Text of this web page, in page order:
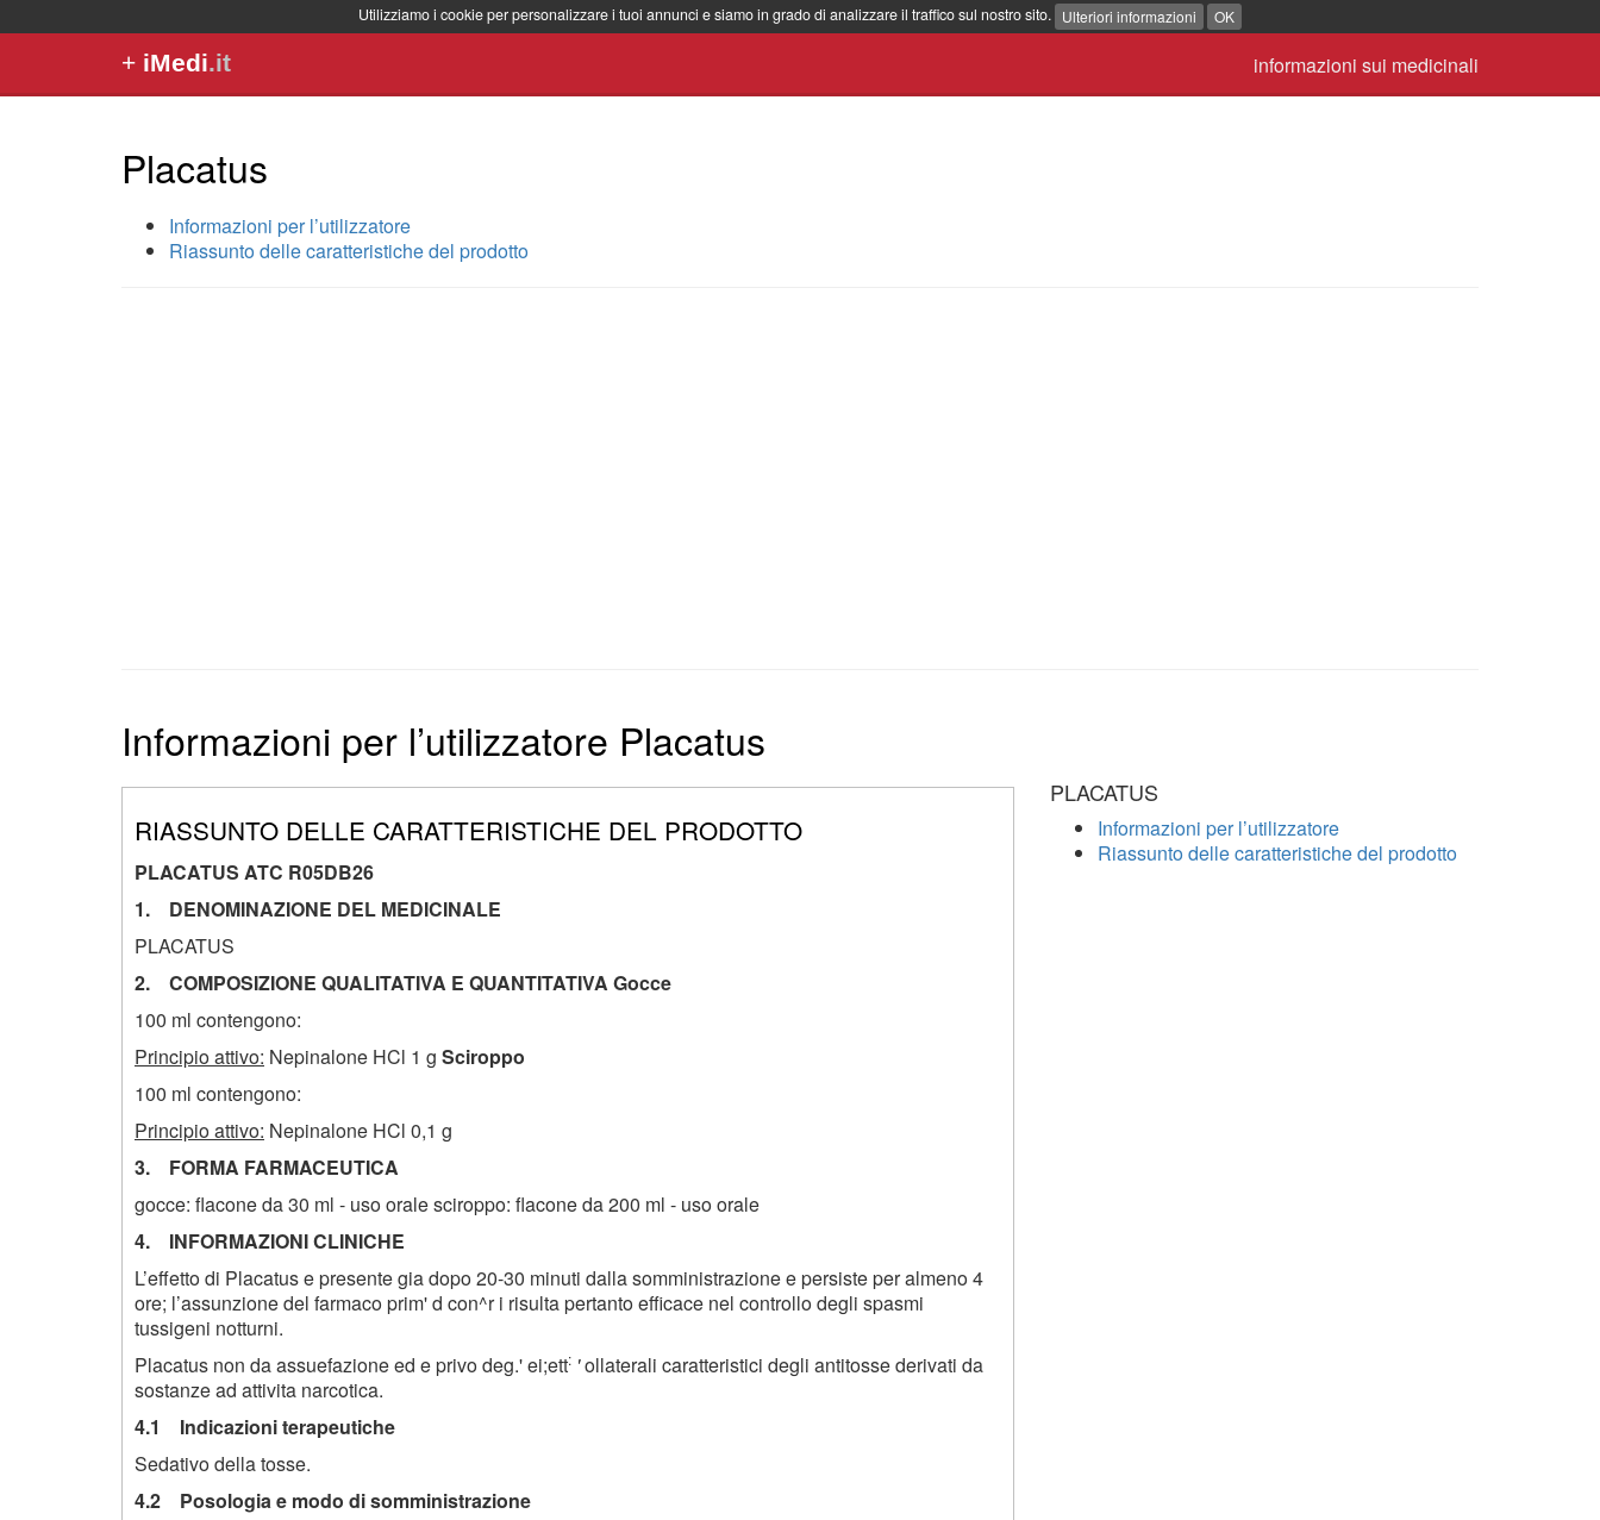
Utilizziamo i cookie per personalizzare i tuoi annunci e siamo in grado di analizzare il traffico sul nostro sito. Ulteriori informazioni OK
informazioni sui medicinali
+ iMedi.it
Placatus
Informazioni per l’utilizzatore
Riassunto delle caratteristiche del prodotto
Informazioni per l’utilizzatore Placatus
RIASSUNTO DELLE CARATTERISTICHE DEL PRODOTTO
PLACATUS ATC R05DB26
1. DENOMINAZIONE DEL MEDICINALE
PLACATUS
2. COMPOSIZIONE QUALITATIVA E QUANTITATIVA Gocce
100 ml contengono:
Principio attivo: Nepinalone HCl 1 g Sciroppo
100 ml contengono:
Principio attivo: Nepinalone HCl 0,1 g
3. FORMA FARMACEUTICA
gocce: flacone da 30 ml - uso orale sciroppo: flacone da 200 ml - uso orale
4. INFORMAZIONI CLINICHE
L’effetto di Placatus e presente gia dopo 20-30 minuti dalla somministrazione e persiste per almeno 4
ore; l’assunzione del farmaco prim' d con^r i risulta pertanto efficace nel controllo degli spasmi
tussigeni notturni.
Placatus non da assuefazione ed e privo deg.' ei;ett: 'ollaterali caratteristici degli antitosse derivati da
sostanze ad attivita narcotica.
4.1 Indicazioni terapeutiche
Sedativo della tosse.
4.2 Posologia e modo di somministrazione
PLACATUS
Informazioni per l’utilizzatore
Riassunto delle caratteristiche del prodotto